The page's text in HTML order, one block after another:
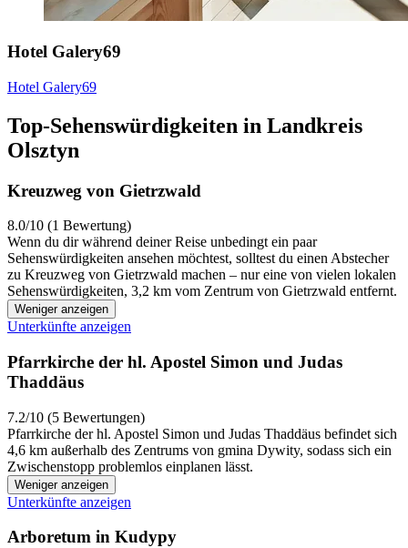
Hotel Galery69
Hotel Galery69
Top-Sehenswürdigkeiten in Landkreis
Olsztyn
Kreuzweg von Gietrzwald
8.0/10 (1 Bewertung)
Wenn du dir während deiner Reise unbedingt ein paar
Sehenswürdigkeiten ansehen möchtest, solltest du einen Abstecher
zu Kreuzweg von Gietrzwald machen – nur eine von vielen lokalen
Sehenswürdigkeiten, 3,2 km vom Zentrum von Gietrzwald entfernt.
Weniger anzeigen
Unterkünfte anzeigen
Pfarrkirche der hl. Apostel Simon und Judas
Thaddäus
7.2/10 (5 Bewertungen)
Pfarrkirche der hl. Apostel Simon und Judas Thaddäus befindet sich
4,6 km außerhalb des Zentrums von gmina Dywity, sodass sich ein
Zwischenstopp problemlos einplanen lässt.
Weniger anzeigen
Unterkünfte anzeigen
Arboretum in Kudypy